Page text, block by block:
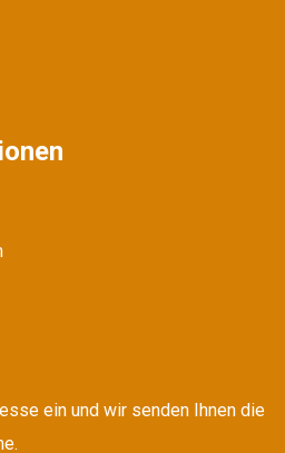
ein und wir senden Ihnen die